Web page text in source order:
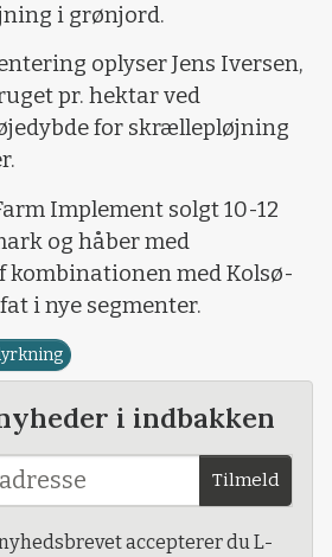
i grønjord.
oplyser Jens Iversen,
pr. hektar ved
for skrællepløjning
Implement solgt 10-12
og håber med
med Kolsø-
i nye segmenter.
i indbakken
Tilmeld
accepterer du L-